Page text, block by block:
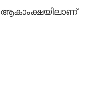
ആകാംക്ഷയിലാണ്